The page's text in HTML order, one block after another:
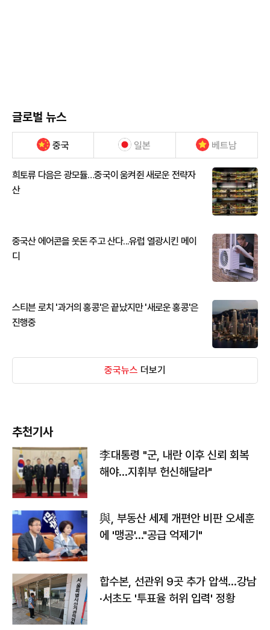
글로벌 뉴스
중국 일본 베트남
희토류 다음은 광모듈…중국이 움켜쥔 새로운 전략자
산
중국산 에어콘을 웃돈 주고 산다...유럽 열광시킨 메이
디
스티븐 로치 '과거의 홍콩'은 끝났지만 '새로운 홍콩'은
진행중
중국뉴스 더보기
추천기사
李대통령 "군, 내란 이후 신뢰 회복
해야…지휘부 헌신해달라"
與, 부동산 세제 개편안 비판 오세훈
에 '맹공'…"공급 억제기"
합수본, 선관위 9곳 추가 압색…강남
·서초도 '투표율 허위 입력' 정황